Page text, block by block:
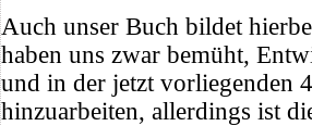
Auch unser Buch bildet
haben uns zwar bemüht,
und in der jetzt vorliegenden
hinzuarbeiten, allerdings ist